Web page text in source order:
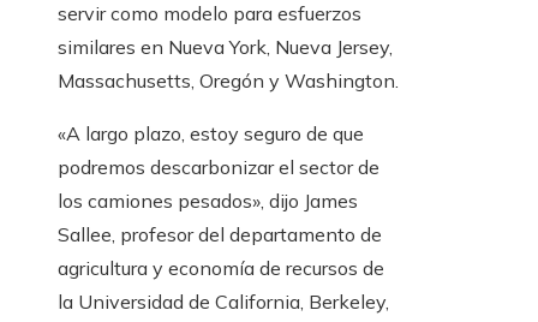
servir como modelo para esfuerzos
similares en Nueva York, Nueva Jersey,
Massachusetts, Oregón y Washington.
«A largo plazo, estoy seguro de que
podremos descarbonizar el sector de
los camiones pesados», dijo James
Sallee, profesor del departamento de
agricultura y economía de recursos de
la Universidad de California, Berkeley,